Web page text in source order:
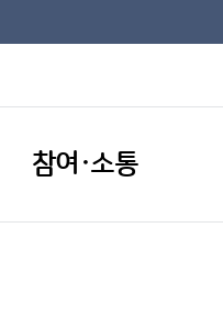
참여·소통